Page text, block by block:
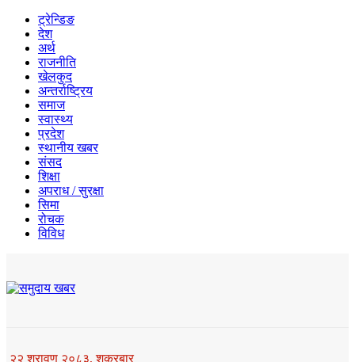
ट्रेन्डिङ
देश
अर्थ
राजनीति
खेलकुद
अन्तर्राष्ट्रिय
समाज
स्वास्थ्य
प्रदेश
स्थानीय खबर
संसद
शिक्षा
अपराध / सुरक्षा
सिमा
रोचक
विविध
२२ श्रावण २०८३, शुक्रबार